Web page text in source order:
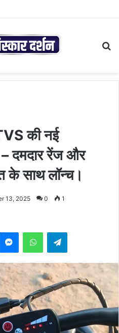
की नई
दमदार रेंज और
के साथ लॉन्च।
13, 2025 0 1
MessengerWhatsAppTelegram